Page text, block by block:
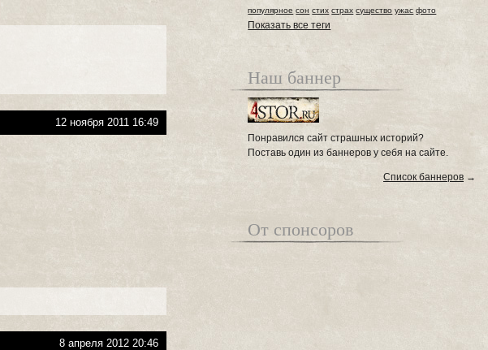
12 ноября 2011 16:49
8 апреля 2012 20:46
популярное сон стих страх существо ужас фото
Показать все теги
Наш баннер
Понравился сайт страшных историй?
Поставь один из баннеров у себя на сайте.
Список баннеров →
От спонсоров